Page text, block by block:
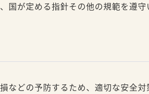
国が定める指針その他の規範を遵守
などの予防するため、適切な安全